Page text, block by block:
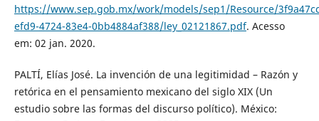
https://www.sep.gob.mx/work/models/sep1/Resource/
efd9-4724-83e4-0bb4884af388/ley_02121867.pdf. Acesso
em: 02 jan. 2020.
PALTÍ, Elías José. La invención de una legitimidad – Razón y
retórica en el pensamiento mexicano del siglo XIX (Un
estudio sobre las formas del discurso político). México: